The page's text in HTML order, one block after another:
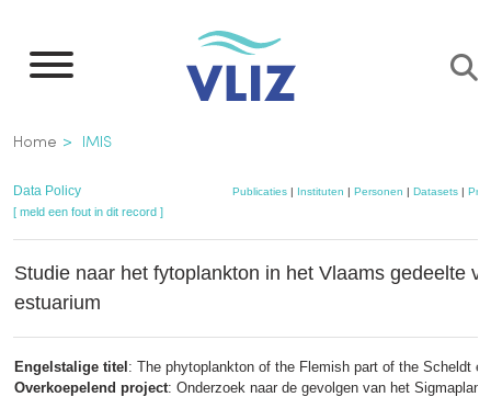
naar
inhoud
gaan
Kruimelpad
Home IMIS
Data Policy Publicaties| Instituten | Personen | Datasets|
[ meld een fout in dit record ]
Studie naar het fytoplankton in het Vlaams gedeelte
estuarium
Engelstalige titel : The phytoplankton of the Flemish part of the Scheldt
Overkoepelend project: Onderzoek naar de gevolgen van het Sigmaplan,